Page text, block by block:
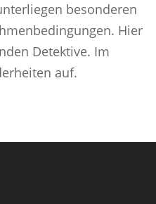
besonderen
Hier
Detektive. Im
auf.